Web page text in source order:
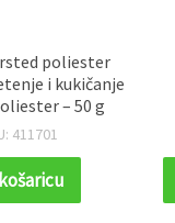
poliester
i kukičanje
– 50 g
411701